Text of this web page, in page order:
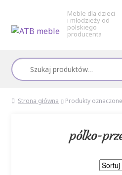
nawigacji
treści
Meble dla dzieci
i młodzieży od
polskiego
producenta
Szukaj:
Strona główna Produkty
półko-